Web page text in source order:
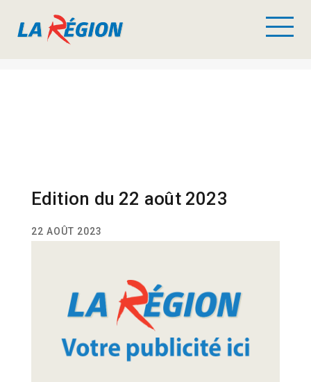
Edition du 22 août 2023
22 AOÛT 2023